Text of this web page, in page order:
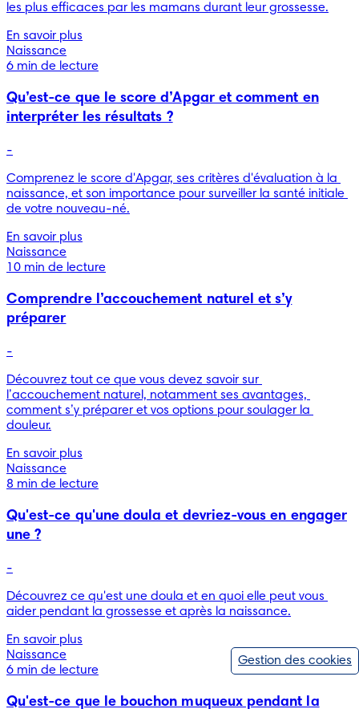
les plus efficaces par les mamans durant leur grossesse.
En savoir plus
Naissance
6 min de lecture
Qu’est-ce que le score d’Apgar et comment en
interpréter les résultats ?
-
Comprenez le score d'Apgar, ses critères d'évaluation à la
naissance, et son importance pour surveiller la santé initiale
de votre nouveau-né.
En savoir plus
Naissance
10 min de lecture
Comprendre l’accouchement naturel et s’y
préparer
-
Découvrez tout ce que vous devez savoir sur
l’accouchement naturel, notamment ses avantages,
comment s’y préparer et vos options pour soulager la
En savoir plus
Naissance
8 min de lecture
Qu'est-ce qu'une doula et devriez-vous en engager
une ?
-
Découvrez ce qu'est une doula et en quoi elle peut vous
aider pendant la grossesse et après la naissance.
En savoir plus
Naissance
6 min de lecture
Qu'est-ce que le bouchon muqueux pendant la
Gestion des cookies